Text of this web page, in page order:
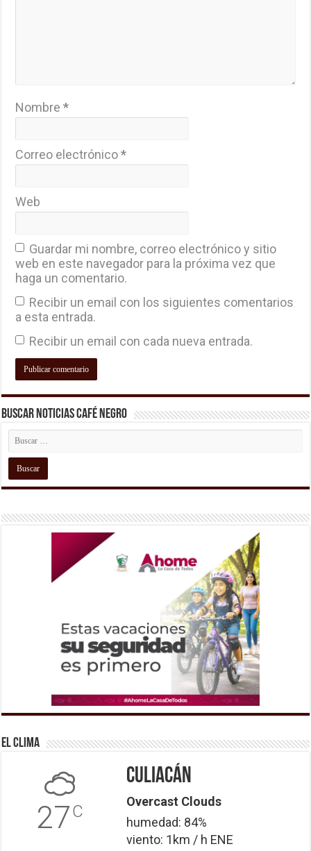
Nombre*
Correo electrónico*
Web
Guardar mi nombre, correo electrónico y sitio
web en este navegador para la próxima vez que
haga un comentario.
Recibir un email con los siguientes comentarios
a esta entrada.
Recibir un email con cada nueva entrada.
Buscar Noticias Café Negro
El Clima
27C
Culiacán
Overcast Clouds
humedad: 84%
viento: 1km / h ENE